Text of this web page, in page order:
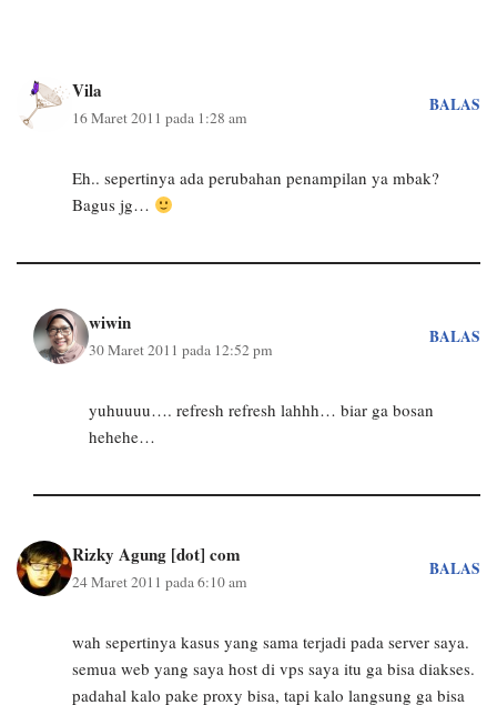
Vila
16 Maret 2011 pada 1:28 am
BALAS
Eh.. sepertinya ada perubahan penampilan ya mbak?
Bagus jg…
wiwin
30 Maret 2011 pada 12:52 pm
BALAS
yuhuuuu…. refresh refresh lahhh… biar ga bosan
hehehe…
Rizky Agung [dot] com
24 Maret 2011 pada 6:10 am
BALAS
wah sepertinya kasus yang sama terjadi pada server saya.
semua web yang saya host di vps saya itu ga bisa diakses.
padahal kalo pake proxy bisa, tapi kalo langsung ga bisa